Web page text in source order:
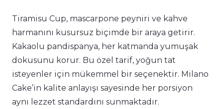
Tiramisu Cup, mascarpone peyniri ve kahve
harmanını kusursuz biçimde bir araya getirir.
Kakaolu pandispanya, her katmanda yumuşak
dokusunu korur. Bu özel tarif, yoğun tat
isteyenler için mükemmel bir seçenektir. Milano
Cake’in kalite anlayışı sayesinde her porsiyon
aynı lezzet standardını sunmaktadır.